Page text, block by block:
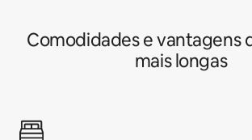
Comodidades e vantagens
mais longas